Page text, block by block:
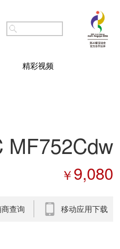
精彩视频
MF752Cdw
￥9,080
查询 移动应用下载